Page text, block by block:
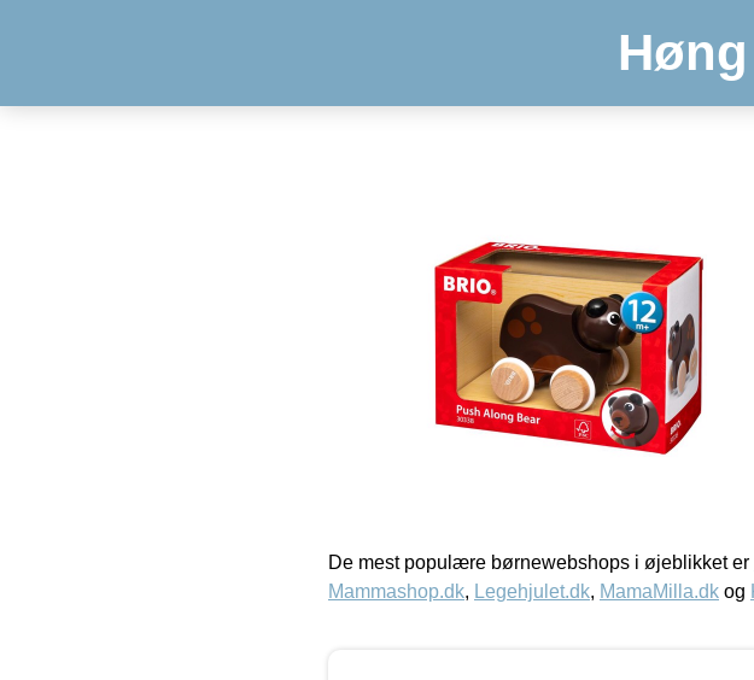
De mest populære børnewebshops i øjeblikket er
Mammashop.dk, Legehjulet.dk, MamaMilla.dk og